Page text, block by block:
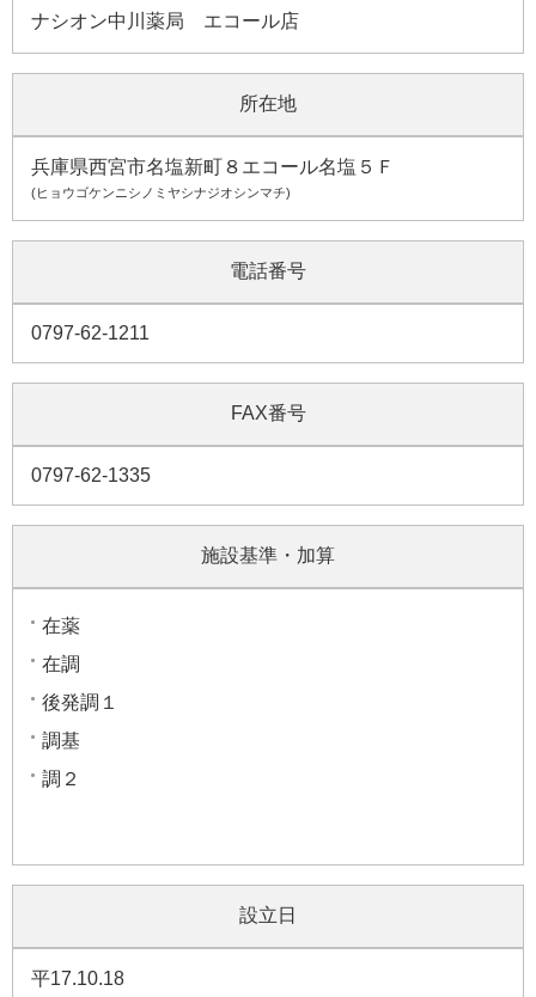
ナシオン中川薬局 エコール店
所在地
兵庫県西宮市名塩新町８エコール名塩５Ｆ
(ヒョウゴケンニシノミヤシナジオシンマチ)
電話番号
0797-62-1211
FAX番号
0797-62-1335
施設基準・加算
在薬
在調
後発調１
調基
調２
設立日
平17.10.18